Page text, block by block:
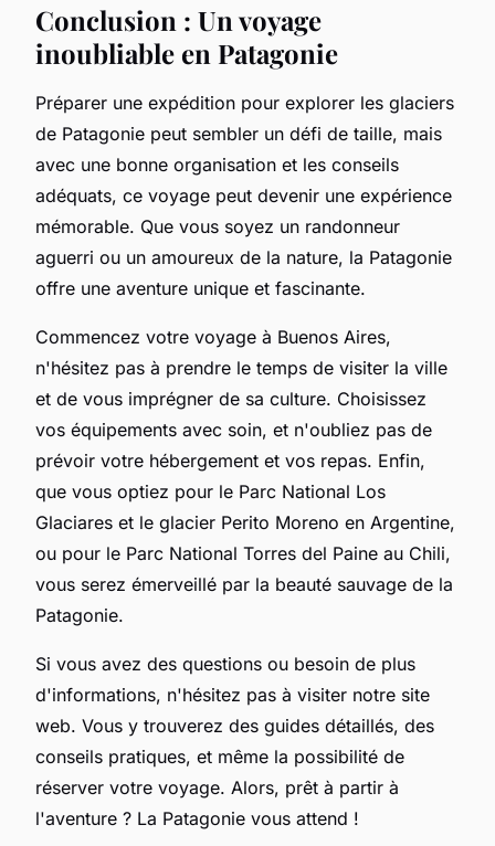
Conclusion : Un voyage
inoubliable en Patagonie
Préparer une expédition pour explorer les glaciers
de Patagonie peut sembler un défi de taille, mais
avec une bonne organisation et les conseils
adéquats, ce voyage peut devenir une expérience
mémorable. Que vous soyez un randonneur
aguerri ou un amoureux de la nature, la Patagonie
offre une aventure unique et fascinante.
Commencez votre voyage à Buenos Aires,
n'hésitez pas à prendre le temps de visiter la ville
et de vous imprégner de sa culture. Choisissez
vos équipements avec soin, et n'oubliez pas de
prévoir votre hébergement et vos repas. Enfin,
que vous optiez pour le Parc National Los
Glaciares et le glacier Perito Moreno en Argentine,
ou pour le Parc National Torres del Paine au Chili,
vous serez émerveillé par la beauté sauvage de la
Patagonie.
Si vous avez des questions ou besoin de plus
d'informations, n'hésitez pas à visiter notre site
web. Vous y trouverez des guides détaillés, des
conseils pratiques, et même la possibilité de
réserver votre voyage. Alors, prêt à partir à
l'aventure ? La Patagonie vous attend !